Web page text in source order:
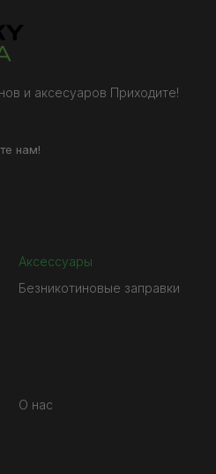
и аксесуаров Приходите!
нам!
Аксессуары
Безникотиновые заправки
О нас